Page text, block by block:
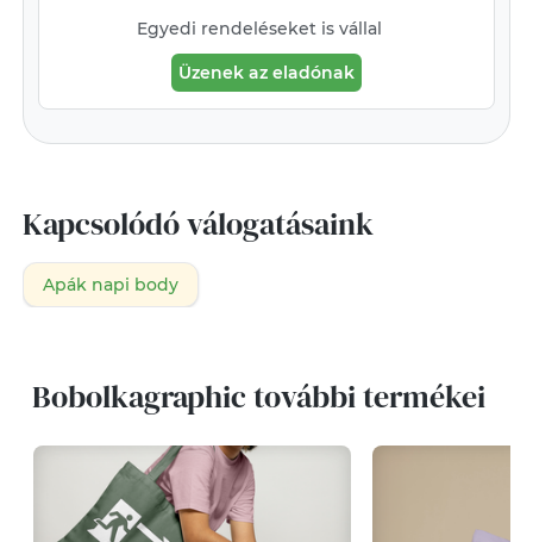
Egyedi rendeléseket is vállal
Üzenek az eladónak
Kapcsolódó válogatásaink
Apák napi body
Bobolkagraphic további termékei